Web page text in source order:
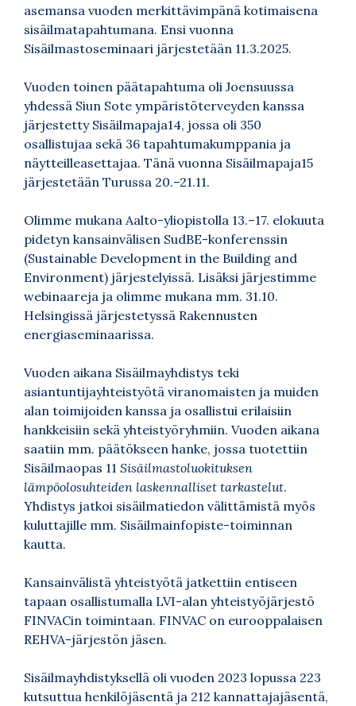
asemansa vuoden merkittävimpänä kotimaisena
sisäilmatapahtumana. Ensi vuonna
Sisäilmastoseminaari järjestetään 11.3.2025.
Vuoden toinen päätapahtuma oli Joensuussa
yhdessä Siun Sote ympäristöterveyden kanssa
järjestetty Sisäilmapaja14, jossa oli 350
osallistujaa sekä 36 tapahtumakumppania ja
näytteilleasettajaa. Tänä vuonna Sisäilmapaja15
järjestetään Turussa 20.–21.11.
Olimme mukana Aalto-yliopistolla 13.–17. elokuuta
pidetyn kansainvälisen SudBE-konferenssin
(Sustainable Development in the Building and
Environment) järjestelyissä. Lisäksi järjestimme
webinaareja ja olimme mukana mm. 31.10.
Helsingissä järjestetyssä Rakennusten
energiaseminaarissa.
Vuoden aikana Sisäilmayhdistys teki
asiantuntijayhteistyötä viranomaisten ja muiden
alan toimijoiden kanssa ja osallistui erilaisiin
hankkeisiin sekä yhteistyöryhmiin. Vuoden aikana
saatiin mm. päätökseen hanke, jossa tuotettiin
Sisäilmaopas 11 Sisäilmastoluokituksen
lämpöolosuhteiden laskennalliset tarkastelut.
Yhdistys jatkoi sisäilmatiedon välittämistä myös
kuluttajille mm. Sisäilmainfopiste-toiminnan
kautta.
Kansainvälistä yhteistyötä jatkettiin entiseen
tapaan osallistumalla LVI-alan yhteistyöjärjestö
FINVACin toimintaan. FINVAC on eurooppalaisen
REHVA-järjestön jäsen.
Sisäilmayhdistyksellä oli vuoden 2023 lopussa 223
kutsuttua henkilöjäsentä ja 212 kannattajajäsentä,